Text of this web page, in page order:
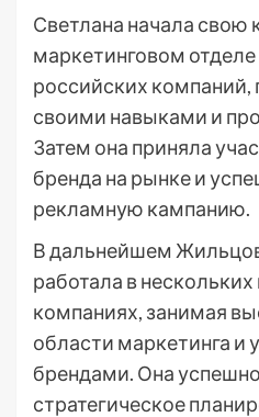
Светлана начала свою
маркетинговом
российских компаний,
своими навыками и
Затем она приняла
бренда на рынке и
рекламную кампанию.
В дальнейшем
работала в
компаниях, занимая
области маркетинга и
брендами. Она
стратегическое